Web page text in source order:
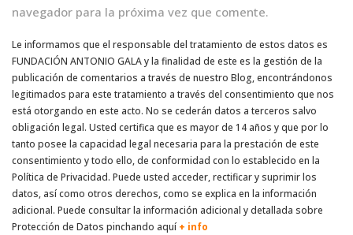
navegador para la próxima vez que comente.
Le informamos que el responsable del tratamiento de estos datos es
FUNDACIÓN ANTONIO GALA y la finalidad de este es la gestión de la
publicación de comentarios a través de nuestro Blog, encontrándonos
legitimados para este tratamiento a través del consentimiento que nos
está otorgando en este acto. No se cederán datos a terceros salvo
obligación legal. Usted certifica que es mayor de 14 años y que por lo
tanto posee la capacidad legal necesaria para la prestación de este
consentimiento y todo ello, de conformidad con lo establecido en la
Política de Privacidad. Puede usted acceder, rectificar y suprimir los
datos, así como otros derechos, como se explica en la información
adicional. Puede consultar la información adicional y detallada sobre
Protección de Datos pinchando aquí + info